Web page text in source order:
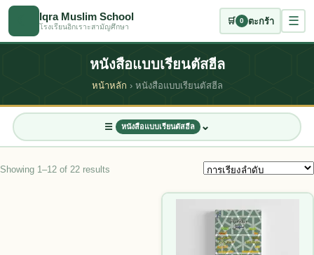
ข้ามไปเนื้อหาหลัก
Iqra Muslim School
โรงเรียนอิกเราะสามัญศึกษา
🛒 0 ตะกร้า ☰
หนังสือแบบเรียนตัสฮีล
หน้าหลัก › หนังสือแบบเรียนตัสฮีล
☰ หนังสือแบบเรียนตัสฮีล ⌄
7
Showing 1–12 of 22 results
This product has multiple